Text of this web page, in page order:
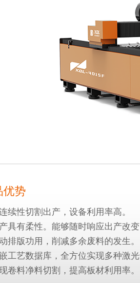
优势
续性切割出产，设备利用率高。
具有柔性。能够随时响应出产改
排版功用，削减多余废料的发生。
工艺数据库，全方位实现多种激
卷料净料切割，提高板材利用率。